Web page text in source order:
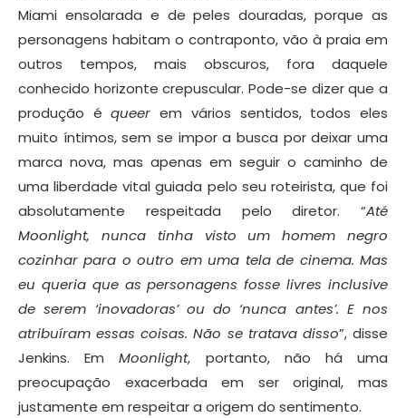
Miami ensolarada e de peles douradas, porque as
personagens habitam o contraponto, vão à praia em
outros tempos, mais obscuros, fora daquele
conhecido horizonte crepuscular. Pode-se dizer que a
produção équeerem vários sentidos, todos eles
muito íntimos, sem se impor a busca por deixar uma
marca nova, mas apenas em seguir o caminho de
uma liberdade vital guiada pelo seu roteirista, que foi
absolutamente respeitada pelo diretor. “Até
Moonlight, nunca tinha visto um homem negro
cozinhar para o outro em uma tela de cinema. Mas
eu queria que as personagens fosse livres inclusive
de serem ‘inovadoras’ ou do ‘nunca antes’. E nos
atribuíram essas coisas. Não se tratava disso”, disse
Jenkins. EmMoonlight, portanto, não há uma
preocupação exacerbada em ser original, mas
justamente em respeitar a origem do sentimento.